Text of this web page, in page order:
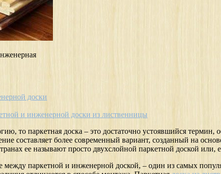
доски
и инженерной доски из лиственницы
то паркетная доска – это достаточно устоявшийся
составляет более современный вариант, созданный на
ее называют просто двухслойной паркетной доской
паркетной и инженерной доской, – один из самых